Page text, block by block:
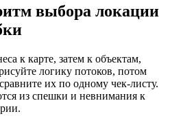
выбора локации
к карте, затем к объектам,
логику потоков, потом
их по одному чек-листу.
из спешки и невнимания к